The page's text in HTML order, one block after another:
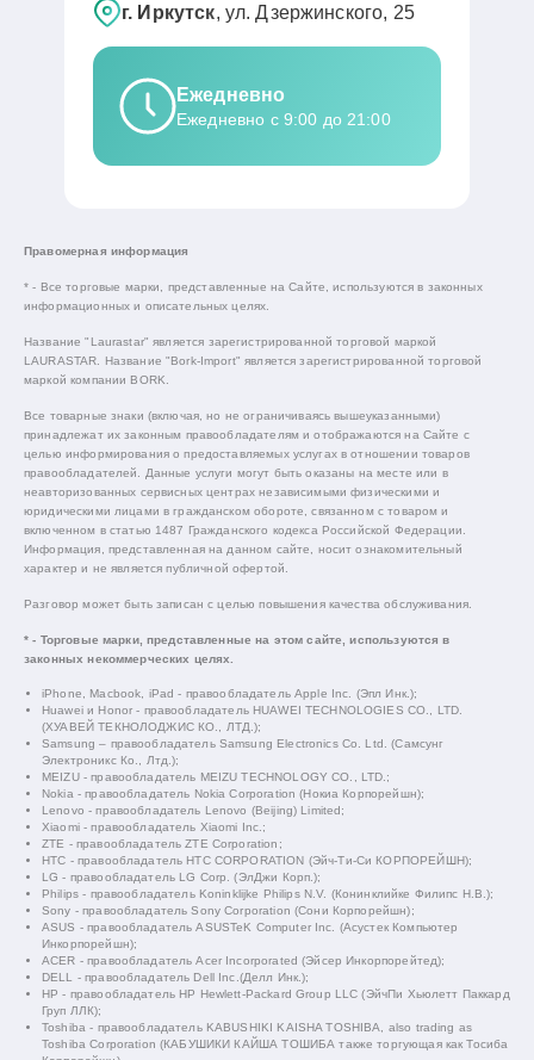
г. Иркутск, ул. Дзержинского, 25
Ежедневно
Ежедневно с 9:00 до 21:00
Правомерная информация
* - Все торговые марки, представленные на Сайте, используются в законных
информационных и описательных целях.
Название "Laurastar" является зарегистрированной торговой маркой
LAURASTAR. Название "Bork-Import" является зарегистрированной торговой
маркой компании BORK.
Все товарные знаки (включая, но не ограничиваясь вышеуказанными)
принадлежат их законным правообладателям и отображаются на Сайте с
целью информирования о предоставляемых услугах в отношении товаров
правообладателей. Данные услуги могут быть оказаны на месте или в
неавторизованных сервисных центрах независимыми физическими и
юридическими лицами в гражданском обороте, связанном с товаром и
включенном в статью 1487 Гражданского кодекса Российской Федерации.
Информация, представленная на данном сайте, носит ознакомительный
характер и не является публичной офертой.
Разговор может быть записан с целью повышения качества обслуживания.
* - Торговые марки, представленные на этом сайте, используются в
законных некоммерческих целях.
iPhone, Macbook, iPad - правообладатель Apple Inc. (Эпл Инк.);
Huawei и Honor - правообладатель HUAWEI TECHNOLOGIES CO., LTD.
(ХУАВЕЙ ТЕКНОЛОДЖИС КО., ЛТД.);
Samsung – правообладатель Samsung Electronics Co. Ltd. (Самсунг
Электроникс Ко., Лтд.);
MEIZU - правообладатель MEIZU TECHNOLOGY CO., LTD.;
Nokia - правообладатель Nokia Corporation (Нокиа Корпорейшн);
Lenovo - правообладатель Lenovo (Beijing) Limited;
Xiaomi - правообладатель Xiaomi Inc.;
ZTE - правообладатель ZTE Corporation;
HTC - правообладатель HTC CORPORATION (Эйч-Ти-Си КОРПОРЕЙШН);
LG - правообладатель LG Corp. (ЭлДжи Корп.);
Philips - правообладатель Koninklijke Philips N.V. (Конинклийке Филипс Н.В.);
Sony - правообладатель Sony Corporation (Сони Корпорейшн);
ASUS - правообладатель ASUSTeK Computer Inc. (Асустек Компьютер
Инкорпорейшн);
ACER - правообладатель Acer Incorporated (Эйсер Инкорпорейтед);
DELL - правообладатель Dell Inc.(Делл Инк.);
HP - правообладатель HP Hewlett-Packard Group LLC (ЭйчПи Хьюлетт Паккард
Груп ЛЛК);
Toshiba - правообладатель KABUSHIKI KAISHA TOSHIBA, also trading as
Toshiba Corporation (КАБУШИКИ КАЙША ТОШИБА также торгующая как Тосиба